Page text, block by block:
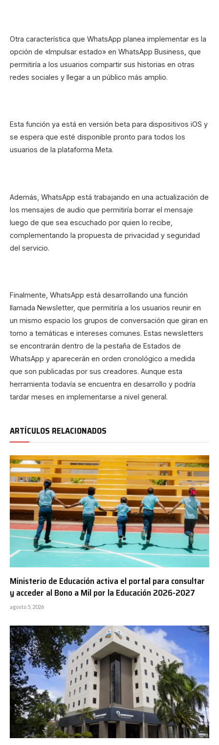
Otra característica que WhatsApp planea implementar es la
opción de «Impulsar estado» en WhatsApp Business, que
permitiría a los usuarios compartir sus historias en otras
redes sociales y llegar a un público más amplio.
Esta función ya está en versión beta para dispositivos iOS y
se espera que esté disponible pronto para todos los
usuarios de la plataforma Meta.
Además, WhatsApp está trabajando en una actualización de
los mensajes de audio que permitiría borrar el mensaje
luego de que sea escuchado por quien lo recibe,
complementando la propuesta de privacidad y seguridad
del servicio.
Finalmente, WhatsApp está desarrollando una función
llamada Newsletter, que permitiría a los usuarios reunir en
un mismo espacio los grupos de conversación que giran en
torno a temáticas e intereses comunes. Estas newsletters
se encontrarán dentro de la pestaña de Estados de
WhatsApp y aparecerán en orden cronológico a medida
que son publicadas por sus creadores. Aunque esta
herramienta todavía se encuentra en desarrollo y podría
tardar meses en implementarse a nivel general.
ARTÍCULOS RELACIONADOS
Ministerio de Educación activa el portal para consultar
y acceder al Bono a Mil por la Educación 2026-2027
agosto 5, 2026